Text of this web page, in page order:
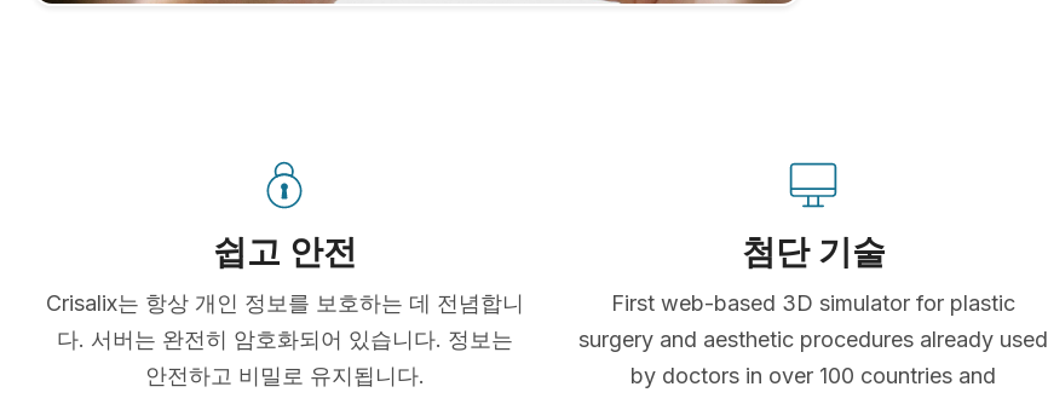
쉽고 안전
Crisalix는 항상 개인 정보를 보호하는 데 전념합니
다. 서버는 완전히 암호화되어 있습니다. 정보는
안전하고 비밀로 유지됩니다.
첨단 기술
First web-based 3D simulator for plastic
surgery and aesthetic procedures already used
by doctors in over 100 countries and